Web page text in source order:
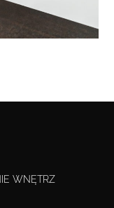
WNĘTRZ